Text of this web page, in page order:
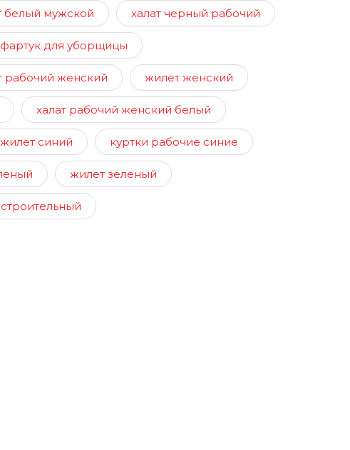
белый мужской халат черный рабочий
фартук для уборщицы
рабочий женский жилет женский
халат рабочий женский белый
жилет синий куртки рабочие синие
жилет зеленый